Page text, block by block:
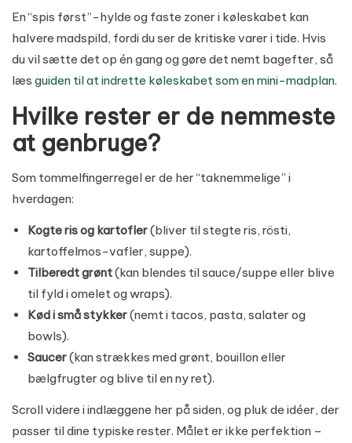
En “spis først”-hylde og faste zoner i køleskabet kan
halvere madspild, fordi du ser de kritiske varer i tide. Hvis
du vil sætte det op én gang og gøre det nemt bagefter, så
læs guiden til at indrette køleskabet som en mini-madplan.
Hvilke rester er de nemmeste
at genbruge?
Som tommelfingerregel er de her “taknemmelige” i
hverdagen:
Kogte ris og kartofler(bliver til stegte ris, rösti,
kartoffelmos-vafler, suppe).
Tilberedt grønt(kan blendes til sauce/suppe eller blive
til fyld i omelet og wraps).
Kød i små stykker(nemt i tacos, pasta, salater og
bowls).
Saucer(kan strækkes med grønt, bouillon eller
bælgfrugter og blive til en ny ret).
Scroll videre i indlæggene her på siden, og pluk de idéer, der
passer til dine typiske rester. Målet er ikke perfektion –